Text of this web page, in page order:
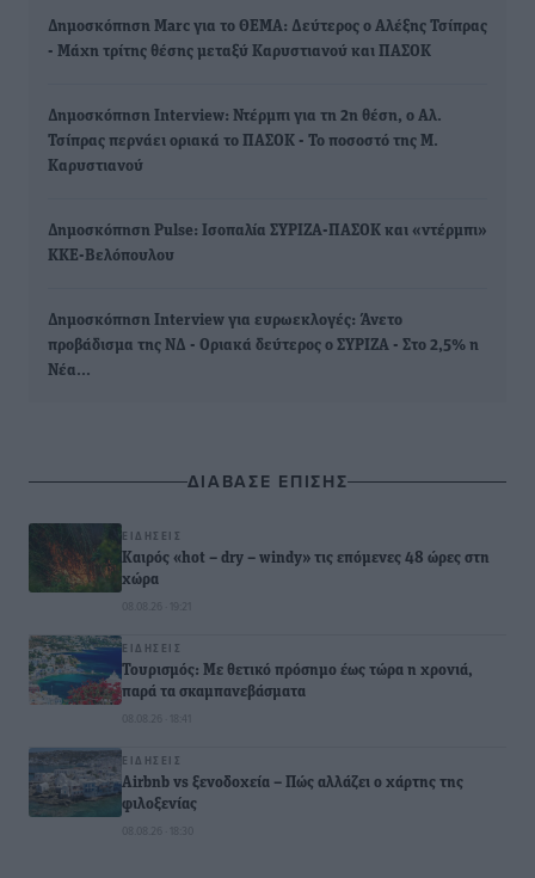
Δημοσκόπηση Marc για το ΘΕΜΑ: Δεύτερος ο Αλέξης Τσίπρας
- Μάχη τρίτης θέσης μεταξύ Καρυστιανού και ΠΑΣΟΚ
Δημοσκόπηση Interview: Ντέρμπι για τη 2η θέση, ο Αλ.
Τσίπρας περνάει οριακά το ΠΑΣΟΚ - Το ποσοστό της Μ.
Καρυστιανού
Δημοσκόπηση Pulse: Ισοπαλία ΣΥΡΙΖΑ-ΠΑΣΟΚ και «ντέρμπι»
ΚΚΕ-Βελόπουλου
Δημοσκόπηση Interview για ευρωεκλογές: Άνετο
προβάδισμα της ΝΔ - Οριακά δεύτερος ο ΣΥΡΙΖΑ - Στο 2,5% η
Νέα…
ΔΙΑΒΑΣΕ ΕΠΙΣΗΣ
ΕΙΔΉΣΕΙΣ
Καιρός «hot – dry – windy» τις επόμενες 48 ώρες στη
χώρα
08.08.26 · 19:21
ΕΙΔΉΣΕΙΣ
Τουρισμός: Με θετικό πρόσημο έως τώρα η χρονιά,
παρά τα σκαμπανεβάσματα
08.08.26 · 18:41
ΕΙΔΉΣΕΙΣ
Airbnb vs ξενοδοχεία – Πώς αλλάζει ο χάρτης της
φιλοξενίας
08.08.26 · 18:30